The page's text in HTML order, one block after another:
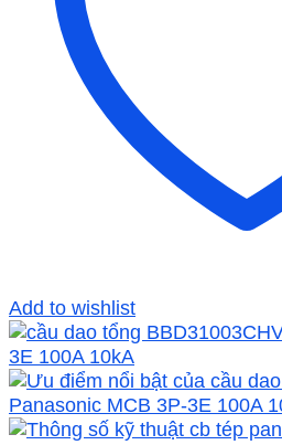
Add to wishlist